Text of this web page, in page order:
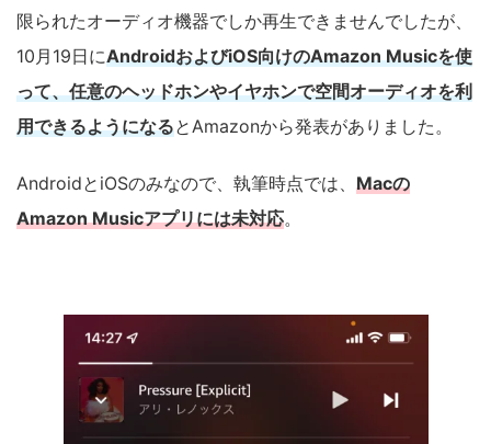
限られたオーディオ機器でしか再生できませんでしたが、
10月19日にAndroidおよびiOS向けのAmazon Musicを使
って、任意のヘッドホンやイヤホンで空間オーディオを利
用できるようになるとAmazonから発表がありました。
AndroidとiOSのみなので、執筆時点では、 Macの
Amazon Musicアプリには未対応。